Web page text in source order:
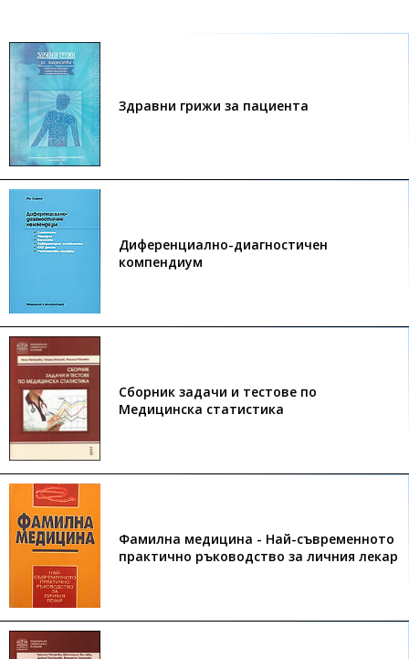
Здравни грижи за пациента
Диференциално-диагностичен
компендиум
Сборник задачи и тестове по
Медицинска статистика
Фамилна медицина - Най-съвременното
практично ръководство за личния лекар